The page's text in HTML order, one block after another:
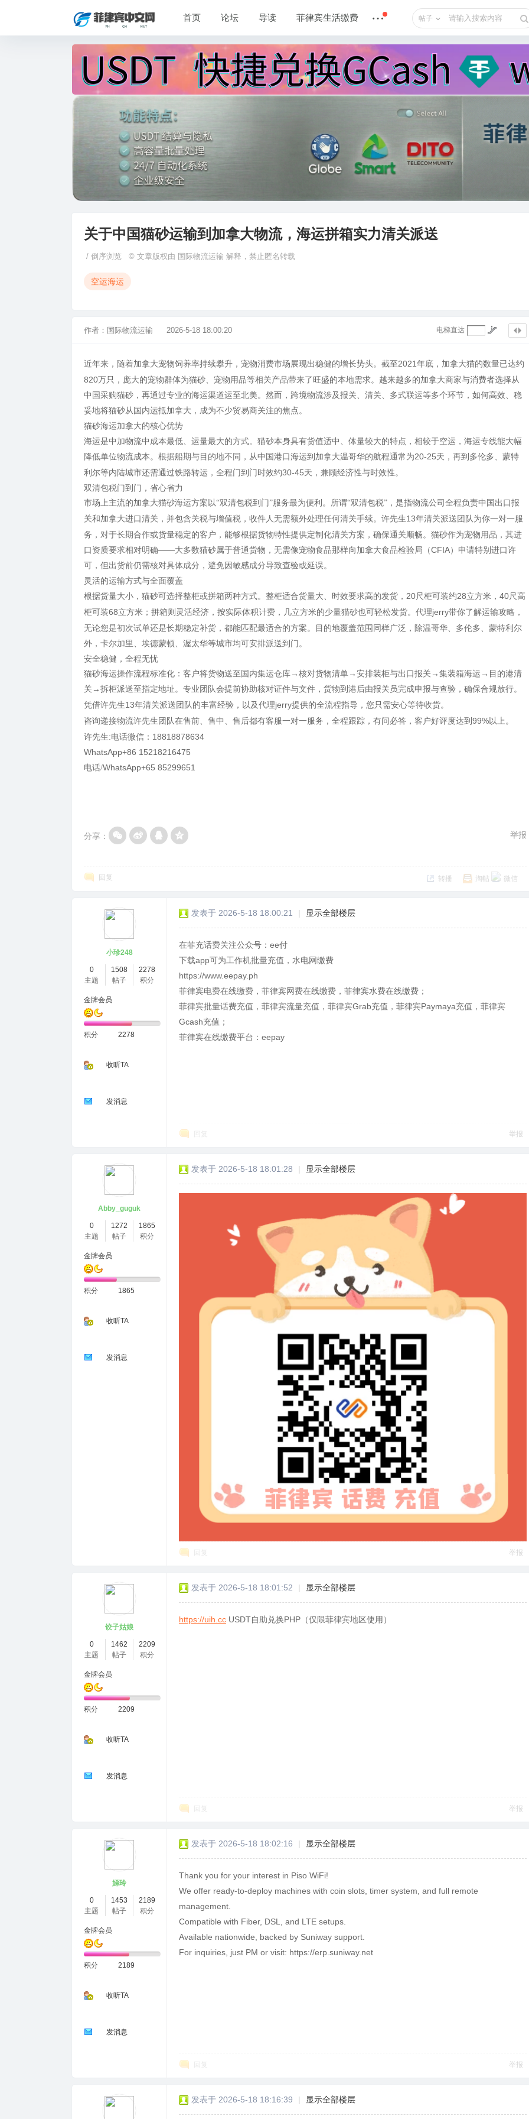
首页 论坛 导读 菲律宾生活缴费 帖子
关于中国猫砂运输到加拿大物流，海运拼箱实力清关派送
/ 倒序浏览 © 文章版权由 国际物流运输 解释，禁止匿名转载
空运海运
作者： 国际物流运输 2026-5-18 18:00:20 电梯直达
近年来，随着加拿大宠物饲养率持续攀升，宠物消费市场展现出稳健的增长势头。截至2021年底，加拿大猫的数量已达约
820万只，庞大的宠物群体为猫砂、宠物用品等相关产品带来了旺盛的本地需求。越来越多的加拿大商家与消费者选择从
中国采购猫砂，再通过专业的海运渠道运至北美。然而，跨境物流涉及报关、清关、多式联运等多个环节，如何高效、稳
妥地将猫砂从国内运抵加拿大，成为不少贸易商关注的焦点。
猫砂海运加拿大的核心优势
海运是中加物流中成本最低、运量最大的方式。猫砂本身具有货值适中、体量较大的特点，相较于空运，海运专线能大幅
降低单位物流成本 。根据船期与目的地不同，从中国港口海运到加拿大温哥华的航程通常为20-25天，再到多伦多、蒙特
利尔等内陆城市还需通过铁路转运，全程门到门时效约30-45天，兼顾经济性与时效性。
双清包税门到门，省心省力
市场上主流的加拿大猫砂海运方案以“双清包税到门”服务最为便利。所谓“双清包税”，是指物流公司全程负责中国出口报
关和加拿大进口清关，并包含关税与增值税，收件人无需额外处理任何清关手续。许先生13年清关派送团队为你一对一服
务，对于长期合作或货量稳定的客户，能够根据货物特性提供定制化清关方案，确保通关顺畅。猫砂作为宠物用品，其进
口资质要求相对明确——大多数猫砂属于普通货物，无需像宠物食品那样向加拿大食品检验局（CFIA）申请特别进口许
可，但出货前仍需核对具体成分，避免因敏感成分导致查验或延误。
灵活的运输方式与全面覆盖
根据货量大小，猫砂可选择整柜或拼箱两种方式。整柜适合货量大、时效要求高的发货， 20尺柜可装约28立方米，40尺高
柜可装68立方米；拼箱则灵活经济，按实际体积计费，几立方米的少量猫砂也可轻松发货。代理jerry带你了解运输攻略，
无论您是初次试单还是长期稳定补货，都能匹配最适合的方案。目的地覆盖范围同样广泛，除温哥华、多伦多、蒙特利尔
外，卡尔加里、埃德蒙顿、渥太华等城市均可安排派送到门。
安全稳健，全程无忧
猫砂海运操作流程标准化：客户将货物送至国内集运仓库 →核对货物清单→安排装柜与出口报关→集装箱海运→目的港清
关→拆柜派送至指定地址。专业团队会提前协助核对证件与文件，货物到港后由报关员完成申报与查验，确保合规放行。
凭借许先生13年清关派送团队的丰富经验，以及代理jerry提供的全流程指导，您只需安心等待收货。
咨询递接物流许先生团队在售前、售中、售后都有客服一对一服务，全程跟踪，有问必答，客户好评度达到 99%以上。
许先生:电话微信：18818878634
WhatsApp+86 15218216475
电话/WhatsApp+65 85299651
分享： 举报
转播 淘帖 微信
回复
小珍248
0
主题
1508
帖子
2278
积分
金牌会员
积分 2278
收听TA
发消息
发表于 2026-5-18 18:00:21 | 显示全部楼层
在菲充话费关注公众号：ee付
下载app可为工作机批量充值，水电网缴费
https://www.eepay.ph
菲律宾电费在线缴费，菲律宾网费在线缴费，菲律宾水费在线缴费；
菲律宾批量话费充值，菲律宾流量充值，菲律宾Grab充值，菲律宾Paymaya充值，菲律宾
Gcash充值；
菲律宾在线缴费平台：eepay
举报
Abby_guguk
0
主题
1272
帖子
1865
积分
金牌会员
积分 1865
收听TA
发消息
发表于 2026-5-18 18:01:28 | 显示全部楼层
举报
饺子姑娘
0
主题
1462
帖子
2209
积分
金牌会员
积分 2209
收听TA
发消息
发表于 2026-5-18 18:01:52 | 显示全部楼层
https://uih.cc USDT自助兑换PHP（仅限菲律宾地区使用）
举报
娣玲
0
主题
1453
帖子
2189
积分
金牌会员
积分 2189
收听TA
发消息
发表于 2026-5-18 18:02:16 | 显示全部楼层
Thank you for your interest in Piso WiFi!
We offer ready-to-deploy machines with coin slots, timer system, and full remote
management.
Compatible with Fiber, DSL, and LTE setups.
Available nationwide, backed by Suniway support.
For inquiries, just PM or visit: https://erp.suniway.net
举报
发表于 2026-5-18 18:16:39 | 显示全部楼层